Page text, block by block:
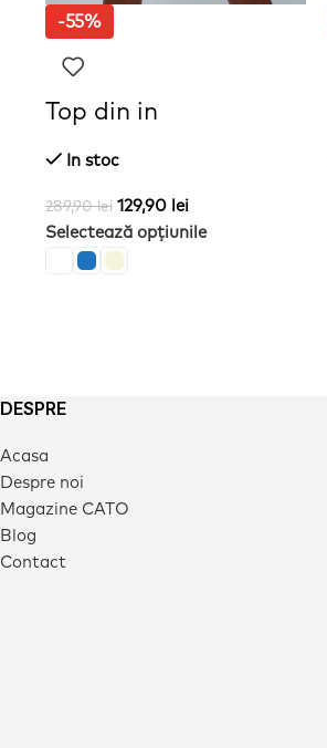
-55%
Top din in
In stoc
289,90lei 129,90 lei
Selectează opțiunile
DESPRE
Acasa
Despre noi
Magazine CATO
Blog
Contact